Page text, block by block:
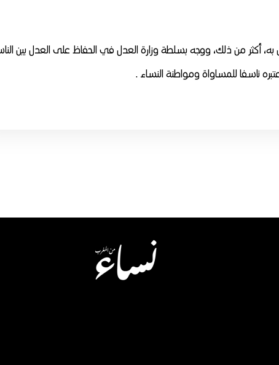
به، أكثر من ذلك، ووجه بسلطة وزارة العدل في الحفاظ على العدل بين
ناسفا للمساواة ومواطنة النساء .